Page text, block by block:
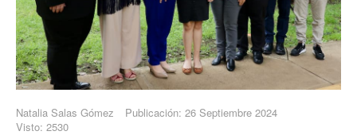
Natalia Salas Gómez
Publicación: 26 Septiembre 2024
Visto: 2530